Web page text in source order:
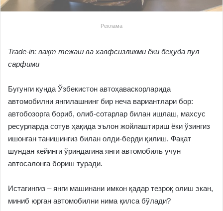
Реклама
Trade-in: вақт тежаш ва хавфсизликми ёки беҳуда пул
сарфими
Бугунги кунда Ўзбекистон автоҳаваскорларида
автомобилни янгилашнинг бир неча вариантлари бор:
автобозорга бориб, олиб-сотарлар билан ишлаш, махсус
ресурларда сотув ҳақида эълон жойлаштириш ёки ўзингиз
ишонган танишингиз билан олди-берди қилиш. Фақат
шундан кейинги ўриндагина янги автомобиль учун
автосалонга бориш туради.
Истагингиз – янги машинани имкон қадар тезроқ олиш экан,
миниб юрган автомобилни нима қилса бўлади?